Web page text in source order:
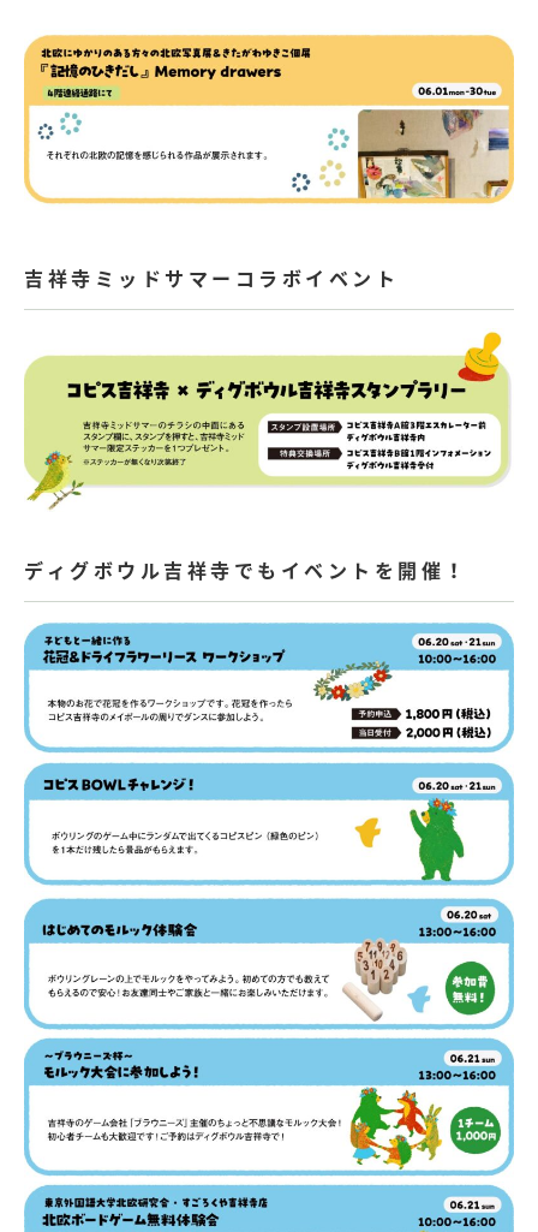
吉祥寺ミッドサマーコラボイベント
ディグボウル吉祥寺でもイベントを開催！